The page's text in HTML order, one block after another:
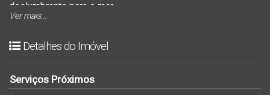
deslumbrante para o mar.
Diferenciais do Empreendimento
Acabamento:
Acabamento em gesso, porcelanato de
porta de entrada, gás e hidrômetro individuais, interfone,
Ver mais...
Detalhes do Imóvel
Serviços Próximos